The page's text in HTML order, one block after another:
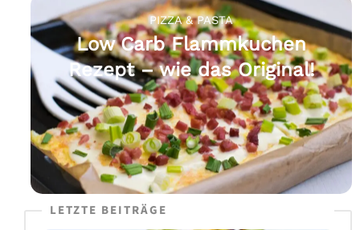
PIZZA & PASTA
Low Carb Flammkuchen
Rezept – wie das Original!
LETZTE BEITRÄGE